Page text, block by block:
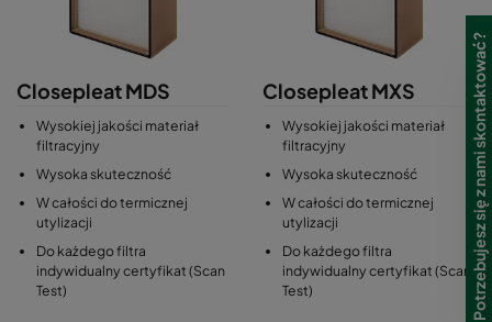
Closepleat MDS
Wysokiej jakości materiał
filtracyjny
Wysoka skuteczność
W całości do termicznej
utylizacji
Do każdego filtra
indywidualny certyfikat (Scan
Test)
Closepleat MXS
Wysokiej jakości materiał
filtracyjny
Wysoka skuteczność
W całości do termicznej
utylizacji
Do każdego filtra
indywidualny certyfikat (Scan
Test)
Potrzebujesz się z nami skontaktować?